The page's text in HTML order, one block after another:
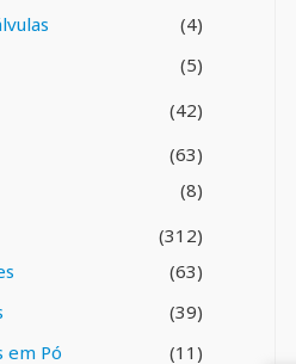
(4)
(5)
(42)
(63)
(8)
(312)
(63)
(39)
em Pó
(11)